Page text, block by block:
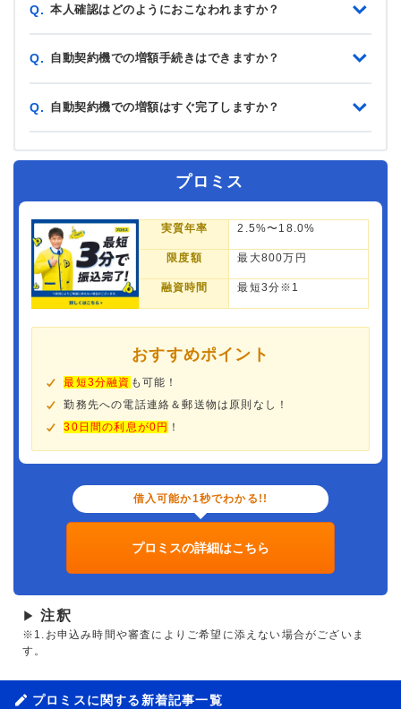
Q. 本人確認はどのようにおこなわれますか？
Q. 自動契約機での増額手続きはできますか？
Q. 自動契約機での増額はすぐ完了しますか？
プロミス
実質年率 2.5%〜18.0%
限度額 最大800万円
融資時間 最短3分※1
おすすめポイント
最短3分融資 も可能！
勤務先への電話連絡＆郵送物は原則なし！
30日間の利息が0円 ！
借入可能か1秒でわかる!!
プロミスの詳細はこちら
▶ 注釈
※1.お申込み時間や審査によりご希望に添えない場合がございま
す。
プロミスに関する新着記事一覧